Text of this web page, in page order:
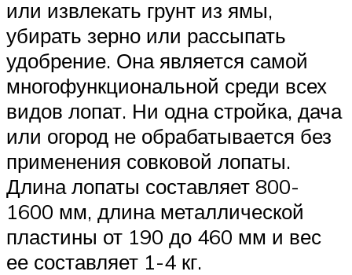
или извлекать грунт из ямы,
убирать зерно или рассыпать
удобрение. Она является самой
многофункциональной среди всех
видов лопат. Ни одна стройка, дача
или огород не обрабатывается без
применения совковой лопаты.
Длина лопаты составляет 800-
1600 мм, длина металлической
пластины от 190 до 460 мм и вес
ее составляет 1-4 кг.